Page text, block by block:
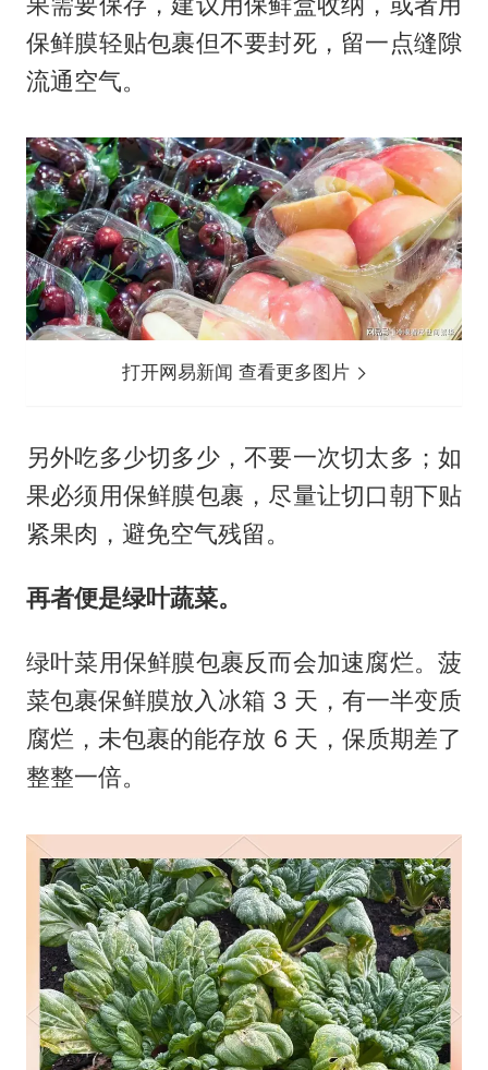
保鲜膜轻贴包裹但不要封死，留一点缝隙
流通空气。
打开网易新闻 查看更多图片
另外吃多少切多少，不要一次切太多；如
果必须用保鲜膜包裹，尽量让切口朝下贴
紧果肉，避免空气残留。
再者便是绿叶蔬菜。
绿叶菜用保鲜膜包裹反而会加速腐烂。菠
菜包裹保鲜膜放入冰箱 3 天，有一半变质
腐烂，未包裹的能存放 6 天，保质期差了
整整一倍。